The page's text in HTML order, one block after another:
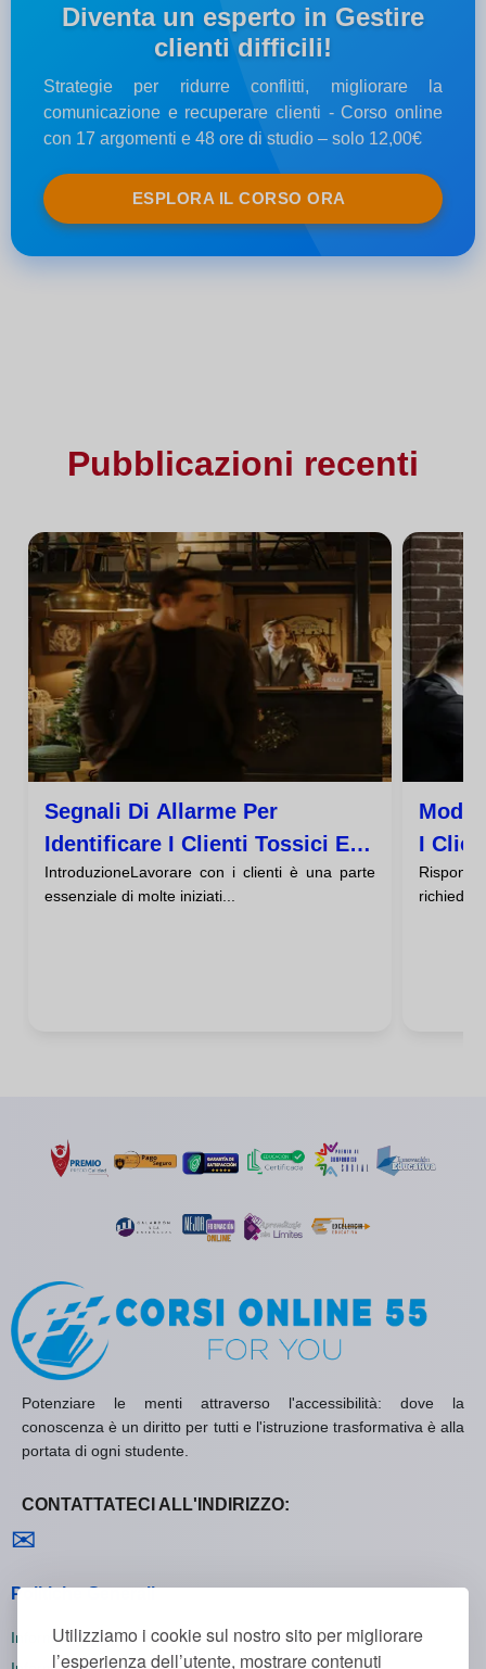
Utilizziamo i cookie sul nostro sito per migliorare
l’esperienza dell’utente, mostrare contenuti
Diventa un esperto in Gestire
clienti difficili!
Strategie per ridurre conflitti, migliorare la
comunicazione e recuperare clienti - Corso online
con 17 argomenti e 48 ore di studio – solo 12,00€
ESPLORA IL CORSO ORA
Pubblicazioni recenti
Segnali Di Allarme Per
Identificare I Clienti Tossici E
Come Gestirli
IntroduzioneLavorare con i clienti è una parte
essenziale di molte iniziati...
I
richiede
Potenziare le menti attraverso l'accessibilità: dove la
conoscenza è un diritto per tutti e l'istruzione trasformativa è alla
portata di ogni studente.
CONTATTATECI ALL'INDIRIZZO:
✉
Politiche Generali
Informativa sulla Privacy